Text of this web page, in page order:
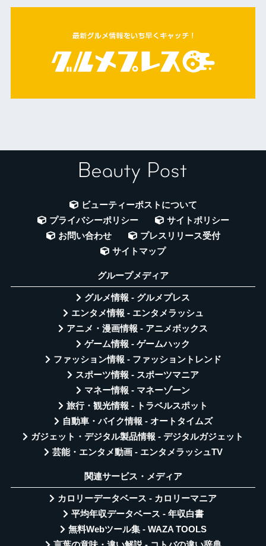
ビューティーポストについて
プライバシーポリシー
サイトポリシー
お問い合わせ
プレスリリース受付
サイトマップ
グループメディア
グルメ情報 - グルメプレス
エンタメ情報 - エンタメラッシュ
アニメ・漫画情報 - アニメボックス
ゲーム情報 - ゲームハック
ファッション情報 - ファッショントレンド
スポーツ情報 - スポーツマニア
マネー情報 - マネーゾーン
旅行・観光情報 - トラベルスポット
自動車・バイク情報 - オートタイムズ
ガジェット・デジタル製品情報 - デジタルガジェット
芸能・エンタメ動画 - エンタメラッシュTV
関連サービス・メディア
カロリーデータベース - カロリーマニア
平均年収データベース - 年収白書
無料Webツール集 - WAZA TOOLS